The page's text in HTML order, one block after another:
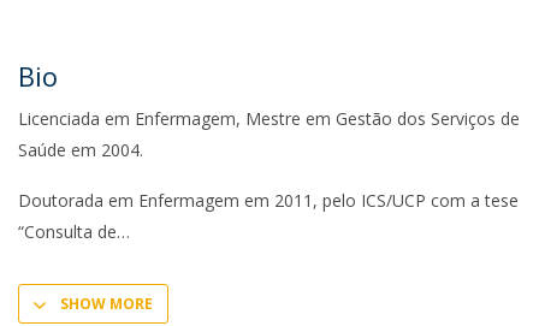
Bio
Licenciada em Enfermagem, Mestre em Gestão dos Serviços de
Saúde em 2004.
Doutorada em Enfermagem em 2011, pelo ICS/UCP com a tese
“Consulta de
SHOW MORE